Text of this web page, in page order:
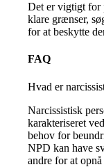
Det er vigtigt for
klare grænser,
for at beskytte
FAQ
Hvad er
Narcissistisk
karakteriseret
behov for
NPD kan have
andre for at